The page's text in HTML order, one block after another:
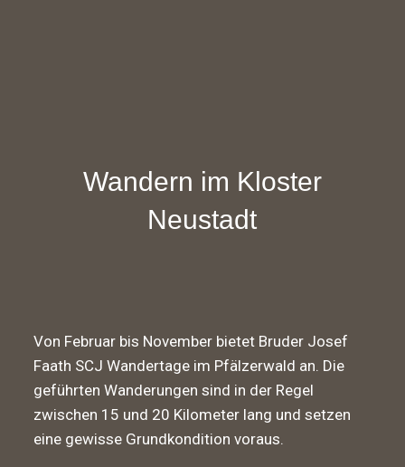
Wandern im Kloster
Neustadt
Von Februar bis November bietet Bruder Josef
Faath SCJ Wandertage im Pfälzerwald an. Die
geführten Wanderungen sind in der Regel
zwischen 15 und 20 Kilometer lang und setzen
eine gewisse Grundkondition voraus.